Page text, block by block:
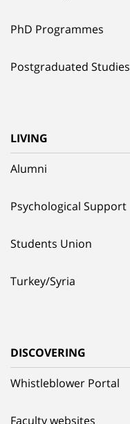
PhD Programmes
Postgraduated Studies
LIVING
Alumni
Psychological Support
Students Union
Turkey/Syria
DISCOVERING
Whistleblower Portal
Faculty websites